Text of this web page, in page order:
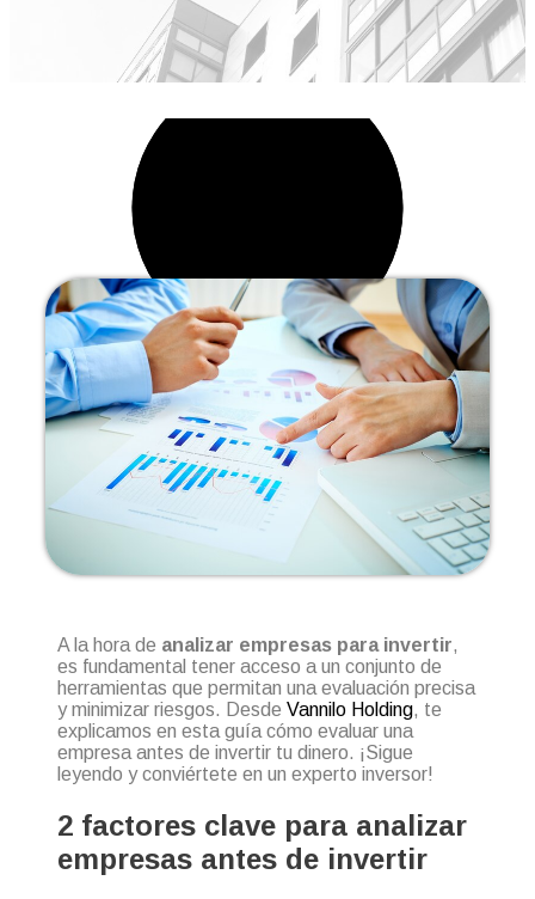
A la hora de analizar empresas para invertir,
es fundamental tener acceso a un conjunto de
herramientas que permitan una evaluación precisa
y minimizar riesgos. Desde Vannilo Holding, te
explicamos en esta guía cómo evaluar una
empresa antes de invertir tu dinero. ¡Sigue
leyendo y conviértete en un experto inversor!
2 factores clave para analizar
empresas antes de invertir